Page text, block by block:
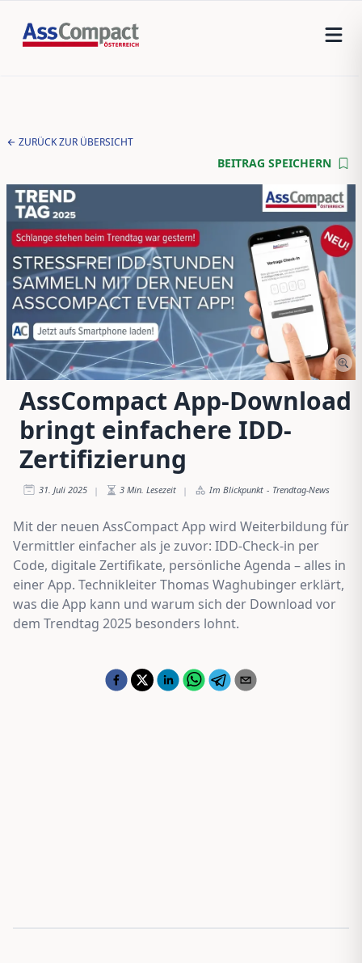
ZURÜCK ZUR ÜBERSICHT
BEITRAG SPEICHERN
AssCompact App-Download
bringt einfachere IDD-
Zertifizierung
31. Juli 2025 | 3 Min. Lesezeit | Im Blickpunkt - Trendtag-News
Mit der neuen AssCompact App wird Weiterbildung für
Vermittler einfacher als je zuvor: IDD-Check-in per
Code, digitale Zertifikate, persönliche Agenda – alles in
einer App. Technikleiter Thomas Waghubinger erklärt,
was die App kann und warum sich der Download vor
dem Trendtag 2025 besonders lohnt.